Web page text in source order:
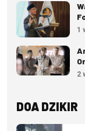
1
2
DOA DZIKIR